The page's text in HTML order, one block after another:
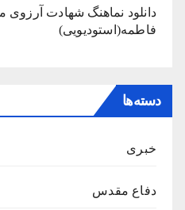
دانلود نماهنگ شهادت
فاطمه(استودیویی)
دسته‌ها
خبری
دفاع مقدس